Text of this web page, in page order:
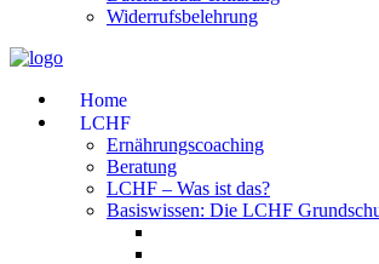
Widerrufsbelehrung
Home
LCHF
Ernährungscoaching
Beratung
LCHF – Was ist das?
Basiswissen: Die LCHF